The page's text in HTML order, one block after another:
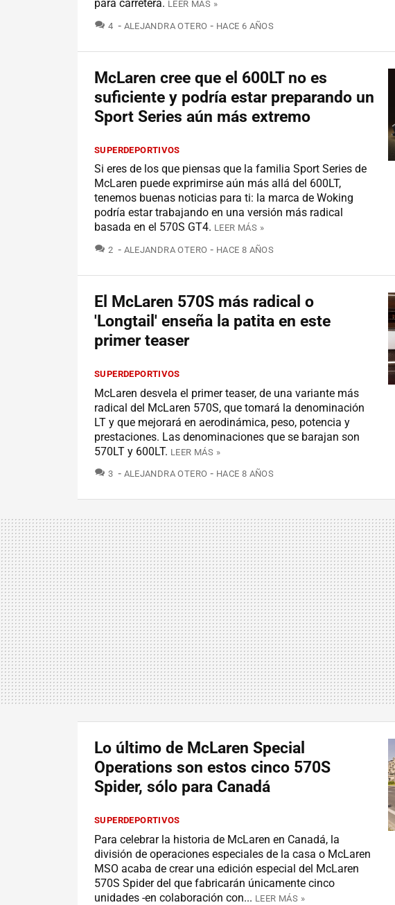
para carretera. LEER MÁS »
4 COMENTARIOS
ALEJANDRA OTERO HACE 6 AÑOS
McLaren cree que el 600LT no es
suficiente y podría estar preparando un
Sport Series aún más extremo
SUPERDEPORTIVOS
Si eres de los que piensas que la familia Sport Series de
McLaren puede exprimirse aún más allá del 600LT,
tenemos buenas noticias para ti: la marca de Woking
podría estar trabajando en una versión más radical
basada en el 570S GT4. LEER MÁS »
2 COMENTARIOS
ALEJANDRA OTERO HACE 8 AÑOS
El McLaren 570S más radical o
'Longtail' enseña la patita en este
primer teaser
SUPERDEPORTIVOS
McLaren desvela el primer teaser, de una variante más
radical del McLaren 570S, que tomará la denominación
LT y que mejorará en aerodinámica, peso, potencia y
prestaciones. Las denominaciones que se barajan son
570LT y 600LT. LEER MÁS »
3 COMENTARIOS
ALEJANDRA OTERO HACE 8 AÑOS
Lo último de McLaren Special
Operations son estos cinco 570S
Spider, sólo para Canadá
SUPERDEPORTIVOS
Para celebrar la historia de McLaren en Canadá, la
división de operaciones especiales de la casa o McLaren
MSO acaba de crear una edición especial del McLaren
570S Spider del que fabricarán únicamente cinco
unidades -en colaboración con... LEER MÁS »